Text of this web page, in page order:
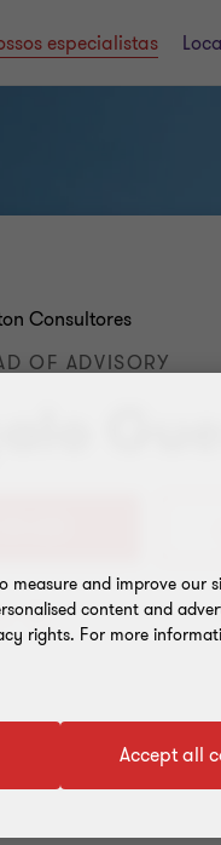
especialistas
Consultores
OF ADVISORY
and improve our
content and
rights. For more
Accept all